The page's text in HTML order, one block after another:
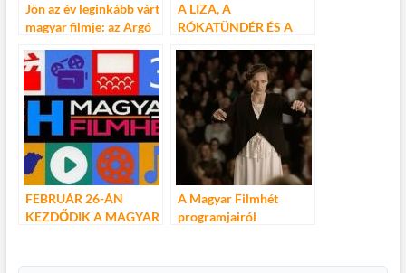
Jön az év leginkább várt
magyar filmje: az Argó
A LIZA, A
RÓKATÜNDÉR ÉS A
MAGYAR FILMHÉTEN
FEBRUÁR 26-ÁN
KEZDŐDIK A MAGYAR
A Magyar Filmhét
programjairól